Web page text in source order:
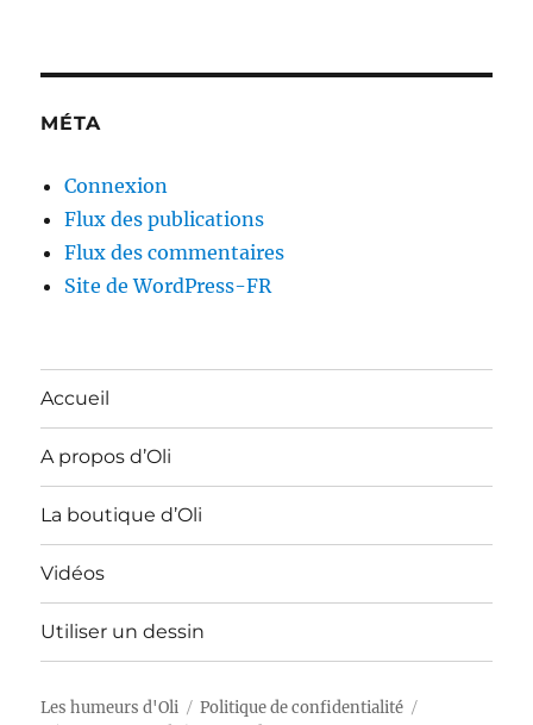
MÉTA
Connexion
Flux des publications
Flux des commentaires
Site de WordPress-FR
Accueil
A propos d’Oli
La boutique d’Oli
Vidéos
Utiliser un dessin
Les humeurs d'Oli
Politique de confidentialité